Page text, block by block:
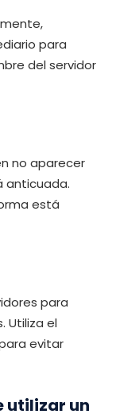
para
del servidor
no aparecer
anticuada.
está
para
Utiliza el
evitar
utilizar un